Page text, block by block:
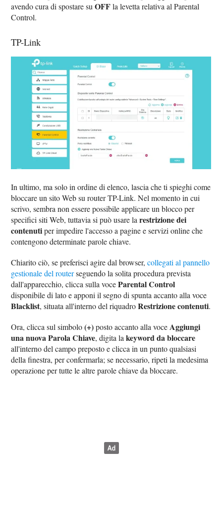
avendo cura di spostare suOFFla levetta relativa al Parental
Control.
TP-Link
In ultimo, ma solo in ordine di elenco, lascia che ti spieghi come
bloccare un sito Web su router TP-Link. Nel momento in cui
scrivo, sembra non essere possibile applicare un blocco per
specifici siti Web, tuttavia si può usare larestrizione dei
contenutiper impedire l'accesso a pagine e servizi online che
contengono determinate parole chiave.
Chiarito ciò, se preferisci agire dal browser,collegati al pannello
gestionale del routerseguendo la solita procedura prevista
dall'apparecchio, clicca sulla voceParental Control
disponibile di lato e apponi il segno di spunta accanto alla voce
Blacklist, situata all'interno del riquadroRestrizione contenuti.
Ora, clicca sul simbolo(+)posto accanto alla voceAggiungi
una nuova Parola Chiave, digita lakeyword da bloccare
all'interno del campo preposto e clicca in un punto qualsiasi
della finestra, per confermarla; se necessario, ripeti la medesima
operazione per tutte le altre parole chiave da bloccare.